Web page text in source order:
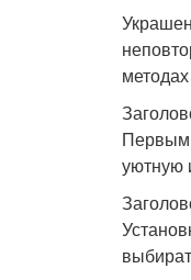
Первым
уютную